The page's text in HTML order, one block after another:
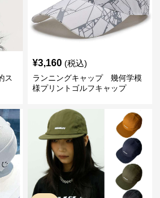
ス
¥3,160 (税込)
ランニングキャップ 幾何学模
様プリントゴルフキャップ